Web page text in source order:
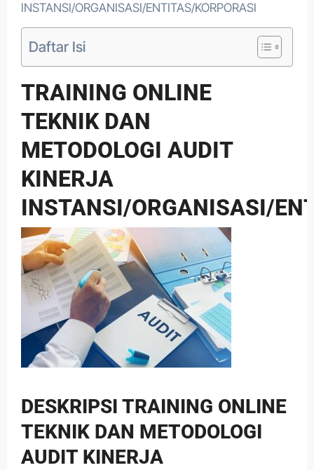
INSTANSI/ORGANISASI/ENTITAS/KORPORASI
Daftar Isi
TRAINING ONLINE
TEKNIK DAN
METODOLOGI AUDIT
KINERJA
INSTANSI/ORGANISASI/
DESKRIPSI TRAINING ONLINE
TEKNIK DAN METODOLOGI
AUDIT KINERJA